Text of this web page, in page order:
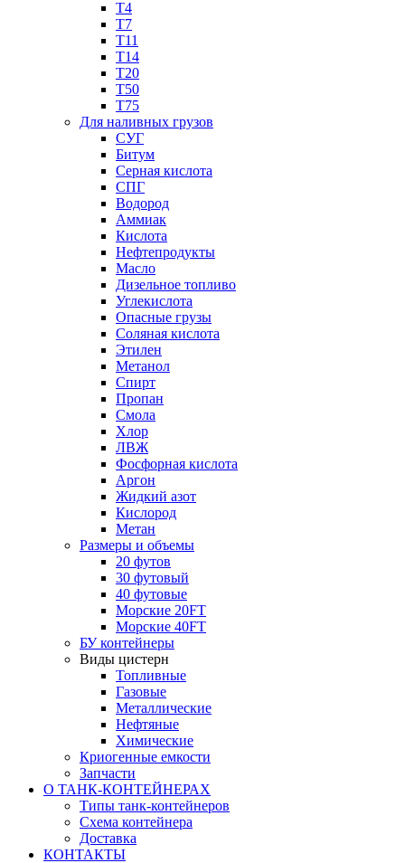
Т4
Т7
Т11​
Т14
Т20
Т50
Т75
Для наливных грузов
СУГ
Битум
Серная кислота
СПГ
Водород
Аммиак
Кислота
Нефтепродукты
Масло
Дизельное топливо
Углекислота
Опасные грузы
Соляная кислота
Этилен
Метанол
Спирт
Пропан
Смола
Хлор
ЛВЖ
Фосфорная кислота
Аргон
Жидкий азот
Кислород
Метан
Размеры и объемы
20 футов
30 футовый
40 футовые
Морские 20FT
Морские 40FT
БУ контейнеры
Виды цистерн
Топливные
Газовые
Металлические
Нефтяные
Химические
Криогенные емкости
Запчасти
О ТАНК-КОНТЕЙНЕРАХ
Типы танк-контейнеров
Схема контейнера
Доставка
КОНТАКТЫ